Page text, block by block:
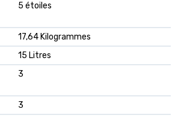
5 étoiles
17,64 Kilogrammes
15 Litres
3
3